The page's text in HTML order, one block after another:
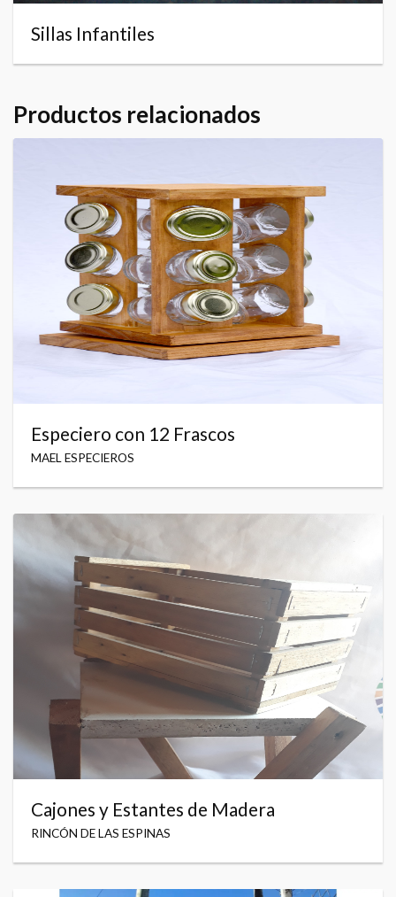
Sillas Infantiles
Productos relacionados
Especiero con 12 Frascos
MAEL ESPECIEROS
Cajones y Estantes de Madera
RINCÓN DE LAS ESPINAS